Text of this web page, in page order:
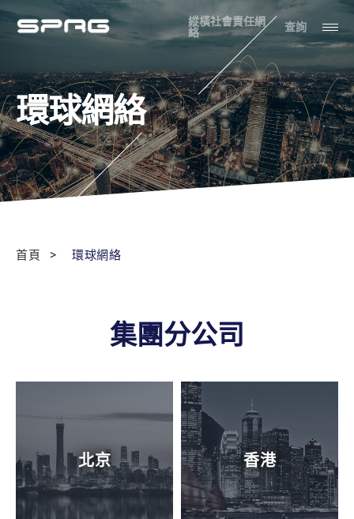
縱橫社會責任網
絡 查詢
環球網絡
首頁 環球網絡
集團分公司
北京 香港